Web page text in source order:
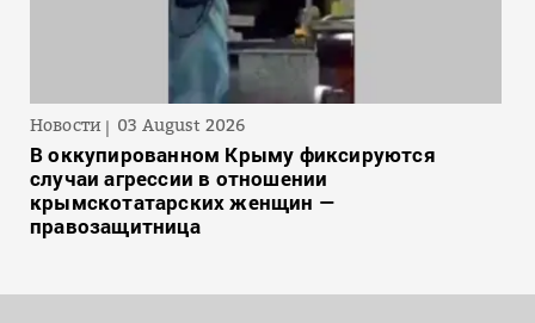
Новости 03 August 2026
В оккупированном Крыму фиксируются
случаи агрессии в отношении
крымскотатарских женщин —
правозащитница